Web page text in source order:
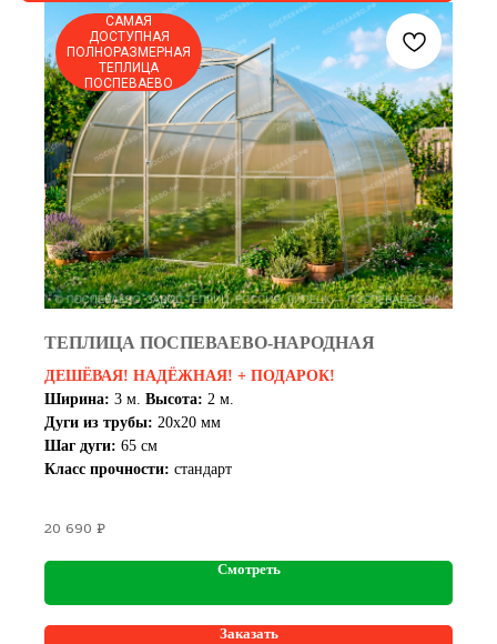
САМАЯ
ДОСТУПНАЯ
ПОЛНОРАЗМЕРНАЯ
ТЕПЛИЦА
ПОСПЕВАЕВО
ТЕПЛИЦА ПОСПЕВАЕВО-НАРОДНАЯ
ДЕШЁВАЯ! НАДЁЖНАЯ! + ПОДАРОК!
Ширина: 3 м. Высота: 2 м.
Дуги из трубы: 20х20 мм
Шаг дуги: 65 см
Класс прочности: стандарт
20 690 ₽
Смотреть
Заказать